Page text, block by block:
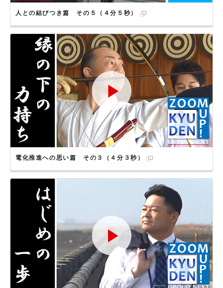
人との結びつき篇 その５（４分５秒）
電化推進への思い篇 その３（４分３秒）